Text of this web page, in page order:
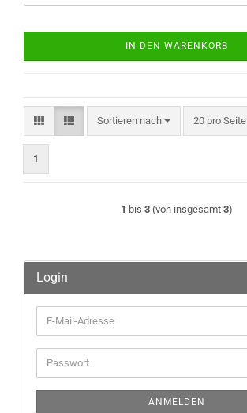
IN DEN WARENKORB
Sortieren nach
Sortieren nach 20 pro Seite
pro Seite
1
1 bis 3 (von insgesamt 3)
Login
E-
Mail-
Adresse
Passwort
ANMELDEN